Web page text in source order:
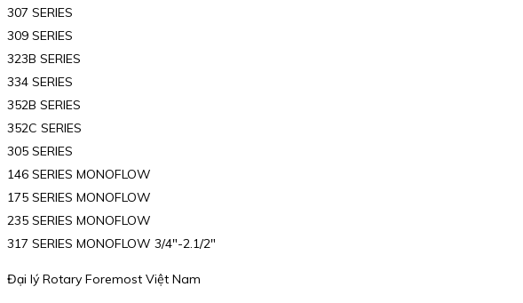
307 SERIES
309 SERIES
323B SERIES
334 SERIES
352B SERIES
352C SERIES
305 SERIES
146 SERIES MONOFLOW
175 SERIES MONOFLOW
235 SERIES MONOFLOW
317 SERIES MONOFLOW 3/4″-2.1/2″
Đại lý Rotary Foremost Việt Nam